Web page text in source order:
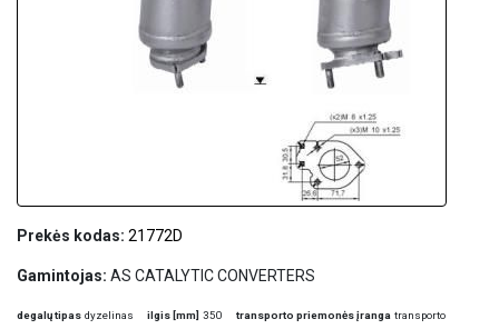
Prekės kodas: 21772D
Gamintojas: AS CATALYTIC CONVERTERS
degalų tipas dyzelinas ilgis [mm] 350 transporto priemonės įranga transporto